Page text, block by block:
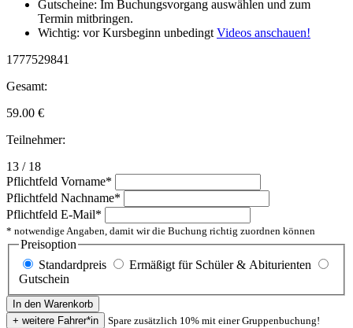
Gutscheine: Im Buchungsvorgang auswählen und zum
Termin mitbringen.
Wichtig: vor Kursbeginn unbedingtVideos anschauen!
1777529841
Gesamt:
59.00 €
Teilnehmer:
13 / 18
Pflichtfeld Vorname*
Pflichtfeld Nachname*
Pflichtfeld E-Mail*
* notwendige Angaben, damit wir die Buchung richtig zuordnen können
Preisoption
Standardpreis
Ermäßigt für Schüler & Abiturienten
Gutschein
Spare zusätzlich 10% mit einer Gruppenbuchung!